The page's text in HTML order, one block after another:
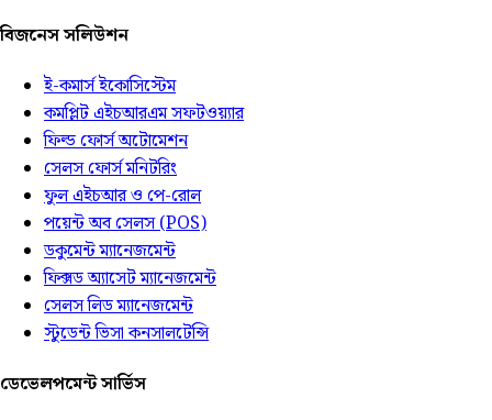
বিজনেস সলিউশন
ই-কমার্স ইকোসিস্টেম
কমপ্লিট এইচআরএম সফটওয়্যার
ফিল্ড ফোর্স অটোমেশন
সেলস ফোর্স মনিটরিং
ফুল এইচআর ও পে-রোল
পয়েন্ট অব সেলস (POS)
ডকুমেন্ট ম্যানেজমেন্ট
ফিক্সড অ্যাসেট ম্যানেজমেন্ট
সেলস লিড ম্যানেজমেন্ট
স্টুডেন্ট ভিসা কনসালটেন্সি
ডেভেলপমেন্ট সার্ভিস